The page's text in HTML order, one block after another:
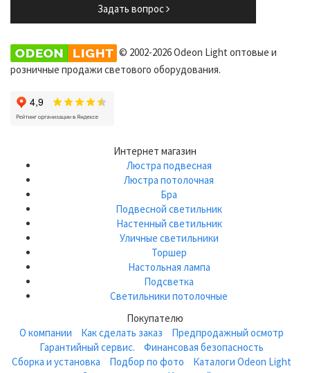
Задать вопрос
© 2002-2026 Odeon Light оптовые и
розничные продажи светового оборудования.
Интернет магазин
Люстра подвесная
Люстра потолочная
Бра
Подвесной светильник
Настенный светильник
Уличные светильники
Торшер
Настольная лампа
Подсветка
Светильники потолочные
Покупателю
О компании
Как сделать заказ
Предпродажный осмотр
Гарантийный сервис.
Финансовая безопасность
Сборка и установка
Подбор по фото
Каталоги Odeon Light